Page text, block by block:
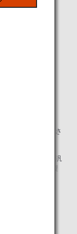
リーズ番号で
とをご確認くださ
UNIVERSAL（汎
アルナンバー、製
）にて